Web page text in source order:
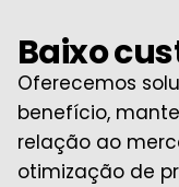
Baixo
Oferecemos
benefício,
relação ao
otimização de